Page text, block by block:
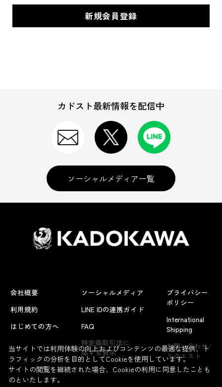
カドスト最新情報を配信中
ソーシャルメディア一覧
会社概要
利用規約
はじめての方へ
ソーシャルメディア
LINE IDの連携ガイド
FAQ
特定商取引法に
関する表示
プライバシー
ポリシー
International
Shipping
お問い合わせ/
リクエスト
当サイトでは利用体験の向上およびコンテンツの最適な提供、ト
ラフィックの分析を目的としてCookieを使用しています。
サイトの閲覧を継続された場合、Cookieの利用に同意したことも
のといたします。